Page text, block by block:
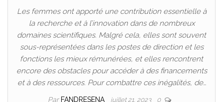
Les femmes ont apporté une contribution essentielle à
la recherche et à l’innovation dans de nombreux
domaines scientifiques. Malgré cela, elles sont souvent
sous-représentées dans les postes de direction et les
fonctions les mieux rémunérées, et elles rencontrent
encore des obstacles pour accéder à des financements
et à des ressources. Pour combattre ces inégalités, de…
Par FANDRESENA juillet 21, 2023 0